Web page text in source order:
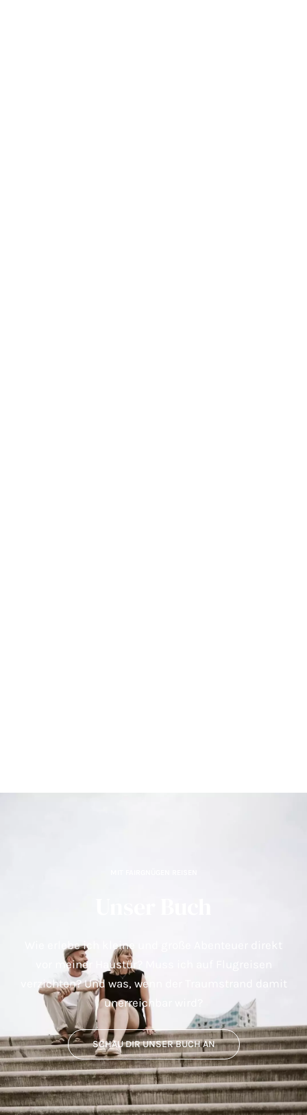
Wie erlebe ich kleine und große Abenteuer direkt
vor meiner Haustür? Muss ich auf Flugreisen
verzichten? Und was, wenn der Traumstrand damit
unerreichbar wird?
SCHAU DIR UNSER BUCH AN